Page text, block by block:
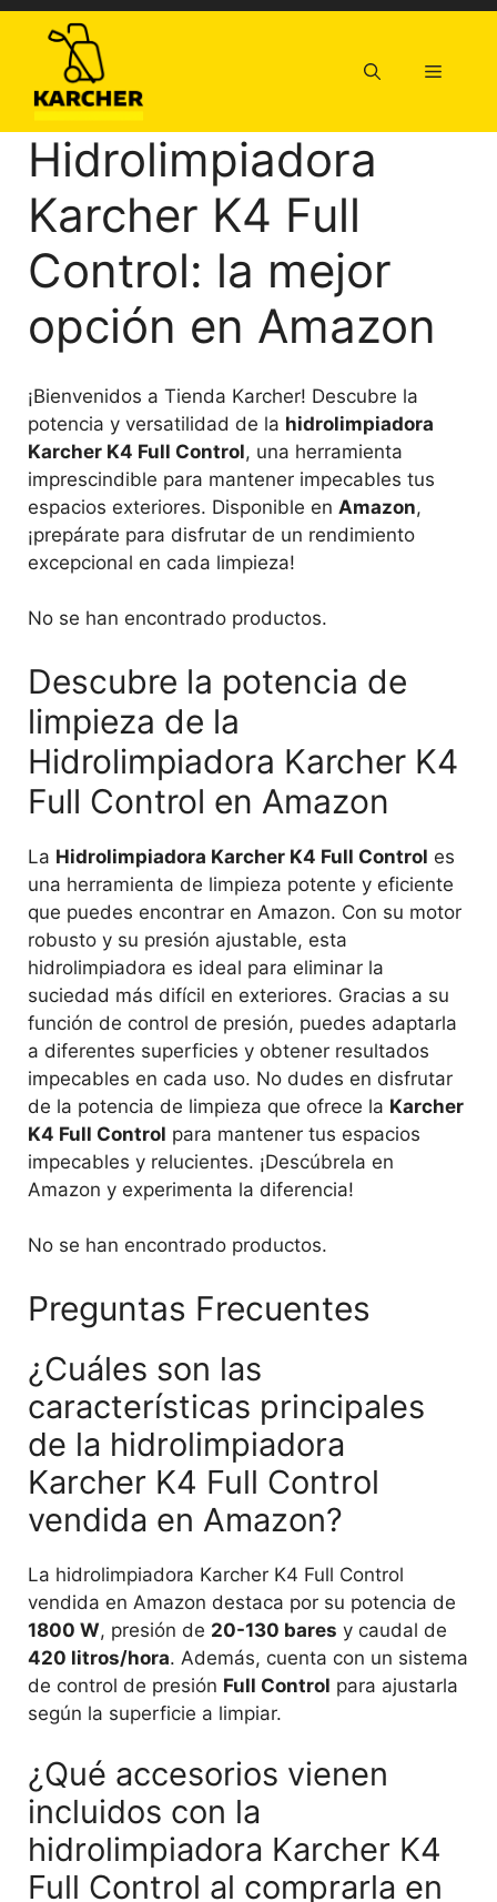
Saltar
contenido
Menú
Hidrolimpiadora
Karcher K4 Full
Control: la mejor
opción en Amazon
¡Bienvenidos a Tienda Karcher! Descubre la
potencia y versatilidad de la hidrolimpiadora
Karcher K4 Full Control, una herramienta
imprescindible para mantener impecables tus
espacios exteriores. Disponible en Amazon,
¡prepárate para disfrutar de un rendimiento
excepcional en cada limpieza!
No se han encontrado productos.
Descubre la potencia de
limpieza de la
Hidrolimpiadora Karcher K4
Full Control en Amazon
La Hidrolimpiadora Karcher K4 Full Control es
una herramienta de limpieza potente y eficiente
que puedes encontrar en Amazon. Con su motor
robusto y su presión ajustable, esta
hidrolimpiadora es ideal para eliminar la
suciedad más difícil en exteriores. Gracias a su
función de control de presión, puedes adaptarla
a diferentes superficies y obtener resultados
impecables en cada uso. No dudes en disfrutar
de la potencia de limpieza que ofrece la Karcher
K4 Full Control para mantener tus espacios
impecables y relucientes. ¡Descúbrela en
Amazon y experimenta la diferencia!
No se han encontrado productos.
Preguntas Frecuentes
¿Cuáles son las
características principales
de la hidrolimpiadora
Karcher K4 Full Control
vendida en Amazon?
La hidrolimpiadora Karcher K4 Full Control
vendida en Amazon destaca por su potencia de
1800 W, presión de 20-130 bares y caudal de
420 litros/hora. Además, cuenta con un sistema
de control de presión Full Control para ajustarla
según la superficie a limpiar.
¿Qué accesorios vienen
incluidos con la
hidrolimpiadora Karcher K4
Full Control al comprarla en